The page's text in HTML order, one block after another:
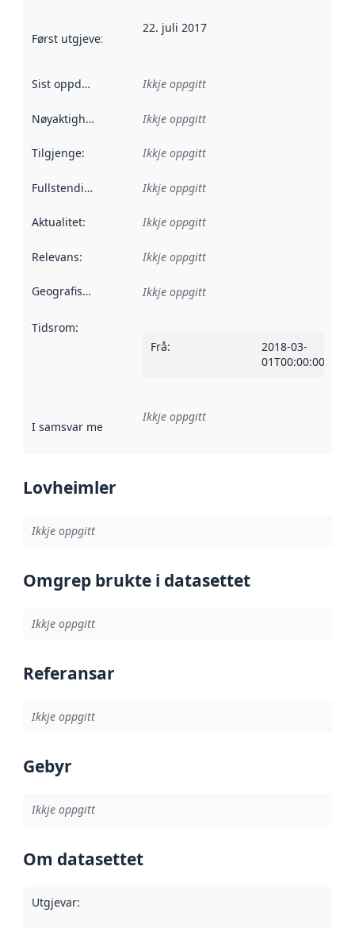
Først utgjeve: Denne datoen seier når dataa i dette
22. juli 2017
Sist oppdatert Ikkje oppgitt
Nøyaktigheit Ikkje oppgitt
Tilgjenge: Ikkje oppgitt
Fullstendigheit Ikkje oppgitt
Aktualitet: Ikkje oppgitt
Relevans: Ikkje oppgitt
Geografisk område Ikkje oppgitt
Tidsrom:
Frå:
2018-03-
01T00:00:00Z
I samsvar med Referanse til ei implementeringsregel eller
Ikkje oppgitt
Lovheimler
Ikkje oppgitt
Omgrep brukte i datasettet
Ikkje oppgitt
Referansar
Ikkje oppgitt
Gebyr
Ikkje oppgitt
Om datasettet
Utgjevar: